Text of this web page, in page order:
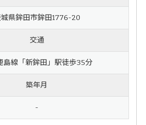
県鉾田市鉾田1776-20
交通
島線「新鉾田」駅徒歩35分
築年月
-